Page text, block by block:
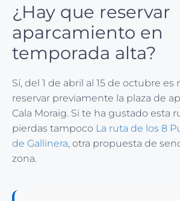
¿Hay que reservar
aparcamiento en
temporada alta?
Sí, del 1 de abril al 15 de octubre es
reservar previamente la plaza de
Cala Moraig. Si te ha gustado esta
pierdas tampoco La ruta de los 8
de Gallinera, otra propuesta de
zona.